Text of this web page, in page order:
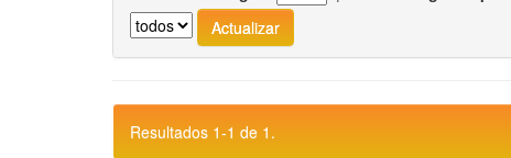
Resultados 1-1 de 1.